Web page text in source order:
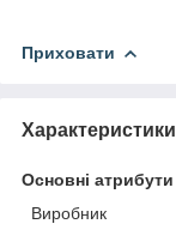
Приховати
Характеристики
Основні атрибути
Виробник